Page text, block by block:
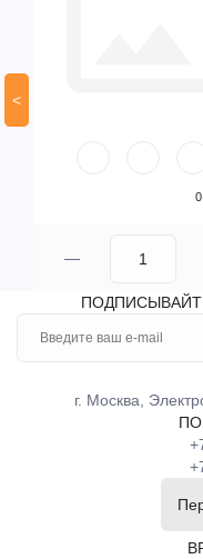
<
0
г. Москва,